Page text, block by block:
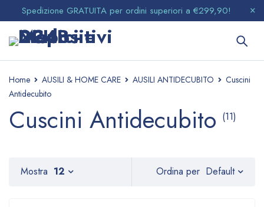
Spedizione GRATUITA per ordini superiori a €299,90!
Home AUSILI & HOME CARE AUSILI ANTIDECUBITO
Cuscini
Antidecubito
Cuscini Antidecubito (11)
Ordina per Default
Mostra 12